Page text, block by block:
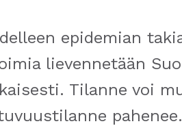
epidemian
lievennetään
Tilanne voi
pahenee.